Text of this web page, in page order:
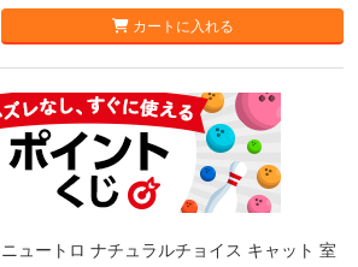
カートに入れる
ニュートロ ナチュラルチョイス キャット 室